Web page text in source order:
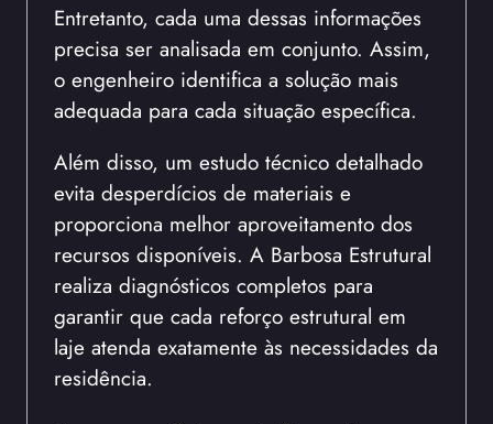
Entretanto, cada uma dessas informações
precisa ser analisada em conjunto. Assim,
o engenheiro identifica a solução mais
adequada para cada situação específica.
Além disso, um estudo técnico detalhado
evita desperdícios de materiais e
proporciona melhor aproveitamento dos
recursos disponíveis. A Barbosa Estrutural
realiza diagnósticos completos para
garantir que cada reforço estrutural em
laje atenda exatamente às necessidades da
residência.